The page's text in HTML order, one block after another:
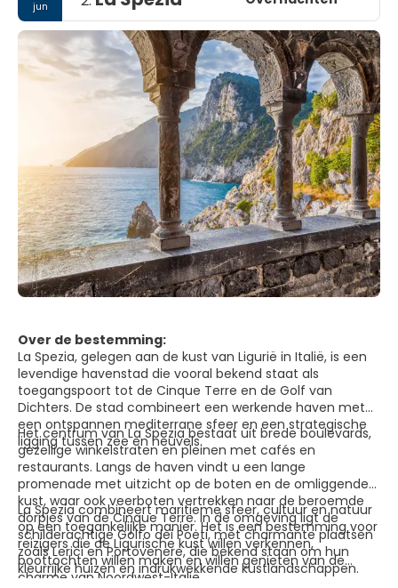
jun
Over de bestemming:
La Spezia, gelegen aan de kust van Ligurië in Italië, is een
levendige havenstad die vooral bekend staat als
toegangspoort tot de Cinque Terre en de Golf van
Dichters. De stad combineert een werkende haven met
een ontspannen mediterrane sfeer en een strategische
ligging tussen zee en heuvels.
Het centrum van La Spezia bestaat uit brede boulevards,
gezellige winkelstraten en pleinen met cafés en
restaurants. Langs de haven vindt u een lange
promenade met uitzicht op de boten en de omliggende
kust, waar ook veerboten vertrekken naar de beroemde
dorpjes van de Cinque Terre. In de omgeving ligt de
schilderachtige Golfo dei Poeti, met charmante plaatsen
zoals Lerici en Portovenere, die bekend staan om hun
kleurrijke huizen en indrukwekkende kustlandschappen.
La Spezia combineert maritieme sfeer, cultuur en natuur
op een toegankelijke manier. Het is een bestemming voor
reizigers die de Ligurische kust willen verkennen,
boottochten willen maken en willen genieten van de
charme van Noordwest-Italië.